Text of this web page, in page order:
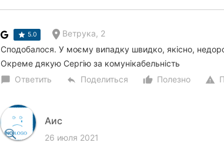
5.0 Ветрука, 2
Сподобалося. У моєму випадку швидко, якісно,
Окреме дякую Сергію за комунікабельність
chat_bubble Ответить reply Поделиться thumb_up_alt
Полезно warning
Аис
26 июля 2021